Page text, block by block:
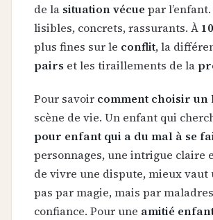
de la situation vécue par
lisibles, concrets, rassurants. À
plus fines sur le conflit, la
pairs et les tiraillements de la
Pour savoir comment choisir un
scène de vie. Un enfant qui
pour enfant qui a du mal à se
personnages, une intrigue claire
de vivre une dispute, mieux vaut
pas par magie, mais par
confiance. Pour une amitié